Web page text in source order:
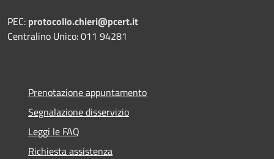
PEC: protocollo.chieri@pcert.it
Centralino Unico: 011 94281
Prenotazione appuntamento
Segnalazione disservizio
Leggi le FAQ
Richiesta assistenza